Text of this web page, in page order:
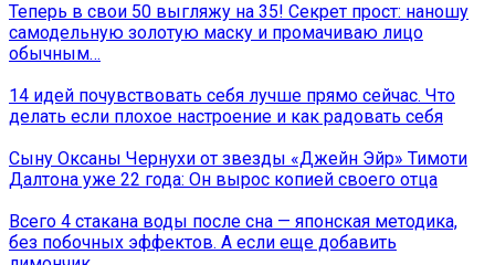
Теперь в свои 50 выгляжу на 35! Секрет прост: наношу
самодельную золотую маску и промачиваю лицо
обычным…
14 идей почувствовать себя лучше прямо сейчас. Что
делать если плохое настроение и как радовать себя
Сыну Оксаны Чернухи от звезды «Джейн Эйр» Тимоти
Далтона уже 22 года: Он вырос копией своего отца
Всего 4 стакана воды после сна — японская методика,
без побочных эффектов. А если еще добавить